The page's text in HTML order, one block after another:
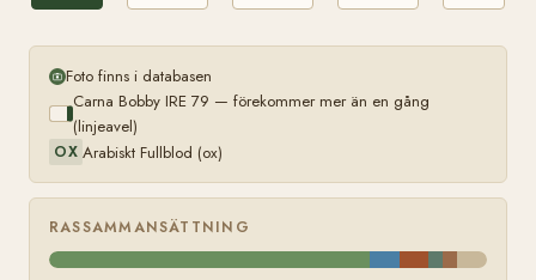
Foto finns i databasen
Carna Bobby IRE 79 — förekommer mer än en gång
(linjeavel)
OX Arabiskt Fullblod (ox)
RASSAMMANSÄTTNING